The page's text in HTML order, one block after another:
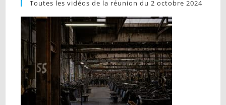
Toutes les vidéos de la réunion du 2 octobre 2024